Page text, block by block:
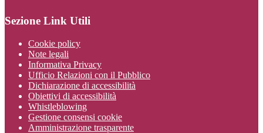
Sezione Link Utili
Cookie policy
Note legali
Informativa Privacy
Ufficio Relazioni con il Pubblico
Dichiarazione di accessibilità
Obiettivi di accessibilità
Whistleblowing
Gestione consensi cookie
Amministrazione trasparente